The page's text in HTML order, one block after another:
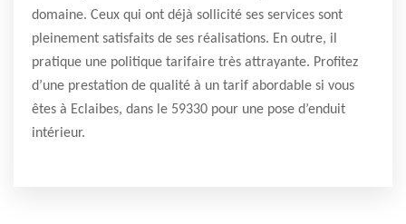
domaine. Ceux qui ont déjà sollicité ses services sont
pleinement satisfaits de ses réalisations. En outre, il
pratique une politique tarifaire très attrayante. Profitez
d’une prestation de qualité à un tarif abordable si vous
êtes à Eclaibes, dans le 59330 pour une pose d’enduit
intérieur.